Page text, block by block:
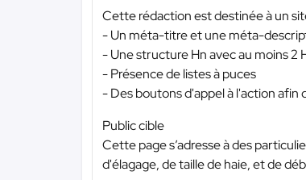
Cette rédaction est destinée à un
- Un méta-titre et une méta-
- Une structure Hn avec au moins 2
- Présence de listes à puces
- Des boutons d'appel à l'action afin
Public cible
Cette page s’adresse à des
d'élagage, de taille de haie, et de